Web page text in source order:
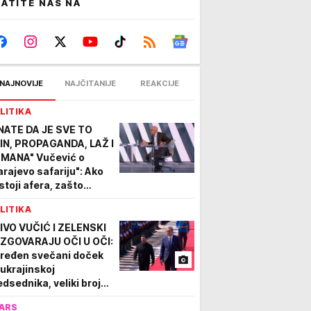
NAS NA
NAJNOVIJE NAJČITANIJE REAKCIJE
DA JE SVE TO
PROPAGANDA, LAŽ I
Vučević o
safariju": Ako
afera, zašto
licu pravde?
VUČIĆ I ZELENSKI
OČI U OČI:
svečani doček
veliki broj